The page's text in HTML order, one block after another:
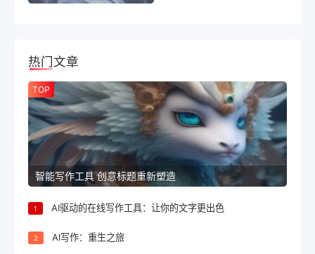
热门文章
TOP
智能写作工具 创意标题重新塑造
1 AI驱动的在线写作工具：让你的文字更出色
2 AI写作：重生之旅